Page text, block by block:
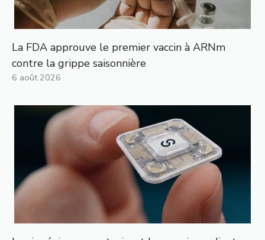
La FDA approuve le premier vaccin à ARNm
contre la grippe saisonnière
6 août 2026